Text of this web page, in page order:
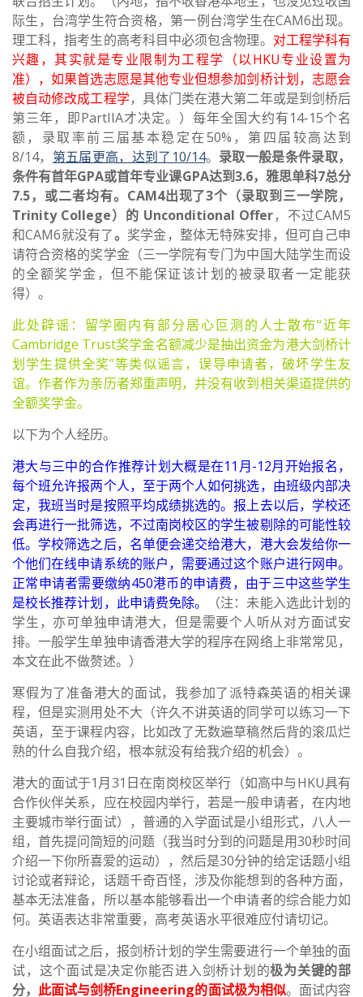
际生，台湾学生符合资格，第一例台湾学生在CAM6出现。
理工科，指考生的高考科目中必须包含物理。 对工程学科有
兴趣，其实就是专业限制为工程学（以HKU专业设置为
准），如果首选志愿是其他专业但想参加剑桥计划，志愿会
被自动修改成工程学，具体门类在港大第二年或是到剑桥后
第三年，即PartIIA才决定。）每年全国大约有14-15个名
额，录取率前三届基本稳定在50%，第四届较高达到
8/14， 第五届更高，达到了10/14。 录取一般是条件录取，
条件有首年GPA或首年专业课GPA达到3.6，雅思单科7总分
7.5，或二者均有。CAM4出现了3个（录取到三一学院，
Trinity College）的 Unconditional Offer，不过CAM5
和CAM6就没有了。 奖学金，整体无特殊安排，但可自己申
请符合资格的奖学金（三一学院有专门为中国大陆学生而设
的全额奖学金，但不能保证该计划的被录取者一定能获
得）。
此处辟谣：留学圈内有部分居心叵测的人士散布“近年
Cambridge Trust奖学金名额减少是抽出资金为港大剑桥计
划学生提供全奖”等类似谣言，误导申请者，破坏学生友
谊。作者作为亲历者郑重声明，并没有收到相关渠道提供的
全额奖学金。
以下为个人经历。
港大与三中的合作推荐计划大概是在11月-12月开始报名，
每个班允许报两个人，至于两个人如何挑选，由班级内部决
定，我班当时是按照平均成绩挑选的。报上去以后，学校还
会再进行一批筛选，不过南岗校区的学生被剔除的可能性较
低。学校筛选之后，名单便会递交给港大，港大会发给你一
个他们在线申请系统的账户，需要通过这个账户进行网申。
正常申请者需要缴纳450港币的申请费，由于三中这些学生
是校长推荐计划，此申请费免除。
（注：未能入选此计划的
学生，亦可单独申请港大，但是需要个人听从对方面试安
排。一般学生单独申请香港大学的程序在网络上非常常见，
本文在此不做赘述。）
寒假为了准备港大的面试，我参加了派特森英语的相关课
程，但是实测用处不大（许久不讲英语的同学可以练习一下
英语，至于课程内容，比如改了无数遍草稿然后背的滚瓜烂
熟的什么自我介绍，根本就没有给我介绍的机会）。
港大的面试于1月31日在南岗校区举行（如高中与HKU具有
合作伙伴关系，应在校园内举行，若是一般申请者，在内地
主要城市举行面试），普通的入学面试是小组形式，八人一
组，首先提问简短的问题（我当时分到的问题是用30秒时间
介绍一下你所喜爱的运动），然后是30分钟的给定话题小组
讨论或者辩论，话题千奇百怪，涉及你能想到的各种方面，
基本无法准备，所以基本能够看出一个申请者的综合能力如
何。英语表达非常重要，高考英语水平很难应付请切记。
在小组面试之后，报剑桥计划的学生需要进行一个单独的面
试，这个面试是决定你能否进入剑桥计划的极为关键的部
分，此面试与剑桥Engineering的面试极为相似。面试内容